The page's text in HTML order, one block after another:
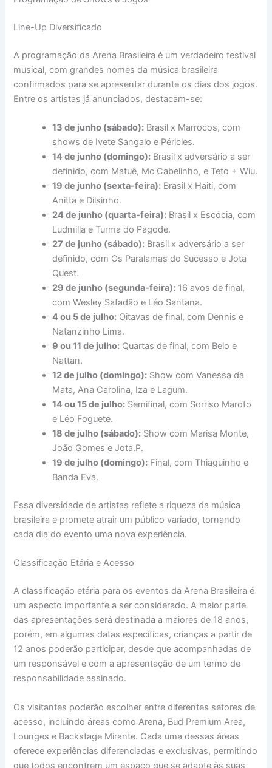
Line-Up Diversificado
A programação da Arena Brasileira é um verdadeiro festival
musical, com grandes nomes da música brasileira
confirmados para se apresentar durante os dias dos jogos.
Entre os artistas já anunciados, destacam-se:
13 de junho (sábado): Brasil x Marrocos, com
shows de Ivete Sangalo e Péricles.
14 de junho (domingo): Brasil x adversário a ser
definido, com Matuê, Mc Cabelinho, e Teto + Wiu.
19 de junho (sexta-feira): Brasil x Haiti, com
Anitta e Dilsinho.
24 de junho (quarta-feira): Brasil x Escócia, com
Ludmilla e Turma do Pagode.
27 de junho (sábado): Brasil x adversário a ser
definido, com Os Paralamas do Sucesso e Jota
Quest.
29 de junho (segunda-feira): 16 avos de final,
com Wesley Safadão e Léo Santana.
4 ou 5 de julho: Oitavas de final, com Dennis e
Natanzinho Lima.
9 ou 11 de julho: Quartas de final, com Belo e
Nattan.
12 de julho (domingo): Show com Vanessa da
Mata, Ana Carolina, Iza e Lagum.
14 ou 15 de julho: Semifinal, com Sorriso Maroto
e Léo Foguete.
18 de julho (sábado): Show com Marisa Monte,
João Gomes e Jota.P.
19 de julho (domingo): Final, com Thiaguinho e
Banda Eva.
Essa diversidade de artistas reflete a riqueza da música
brasileira e promete atrair um público variado, tornando
cada dia do evento uma nova experiência.
Classificação Etária e Acesso
A classificação etária para os eventos da Arena Brasileira é
um aspecto importante a ser considerado. A maior parte
das apresentações será destinada a maiores de 18 anos,
porém, em algumas datas específicas, crianças a partir de
12 anos poderão participar, desde que acompanhadas de
um responsável e com a apresentação de um termo de
responsabilidade assinado.
Os visitantes poderão escolher entre diferentes setores de
acesso, incluindo áreas como Arena, Bud Premium Area,
Lounges e Backstage Mirante. Cada uma dessas áreas
oferece experiências diferenciadas e exclusivas, permitindo
que todos encontrem um espaço que se adapte às suas